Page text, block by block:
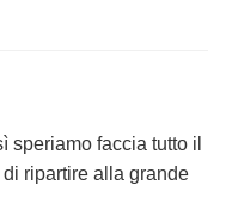
speriamo faccia tutto il
ripartire alla grande